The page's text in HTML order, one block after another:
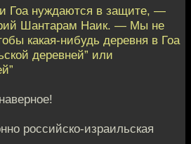
Гоа нуждаются в защите, —
Шантарам Наик. — Мы не
какая-нибудь деревня в Гоа
деревней” или
российско-израильская